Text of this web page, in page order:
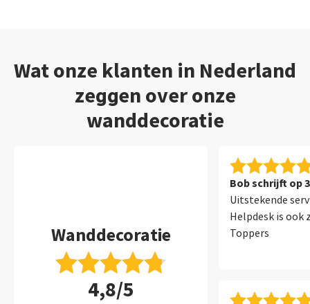
Wat onze klanten in Nederland
zeggen over onze
wanddecoratie
Wanddecoratie
4,8/5
Bob schrijft op
Uitstekende
Helpdesk is ook
Toppers